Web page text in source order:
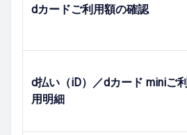
dカードご利用額の確認
d払い（iD）／dカード miniご利
用明細